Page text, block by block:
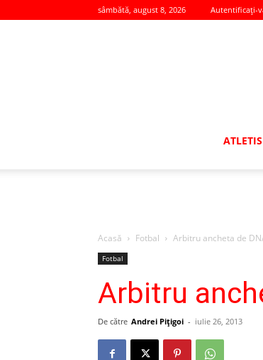
sâmbătă, august 8, 2026 Autentificați-
Acasă Fotbal Arbitru ancheta de
Fotbal
Arbitru
De către Andrei Pițigoi - iulie 26, 2013